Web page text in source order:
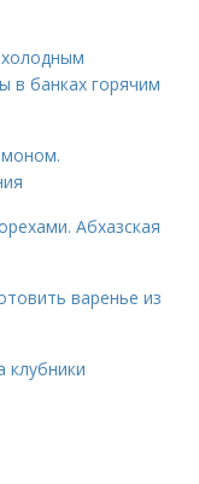
в банках горячим
Абхазская
варенье из
клубники